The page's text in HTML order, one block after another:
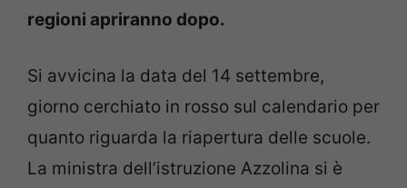
regioni apriranno dopo.
Si avvicina la data del 14 settembre,
giorno cerchiato in rosso sul calendario per
quanto riguarda la riapertura delle scuole.
La ministra dell’istruzione Azzolina si è